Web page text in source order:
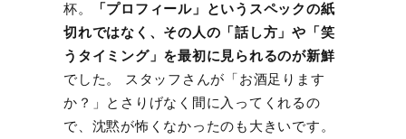
杯。
「プロフィール」というスペックの紙
切れではなく、その人の「話し方」や「笑
うタイミング」を最初に見られるのが新鮮
でした。 スタッフさんが「お酒足ります
か？」とさりげなく間に入ってくれるの
で、沈黙が怖くなかったのも大きいです。